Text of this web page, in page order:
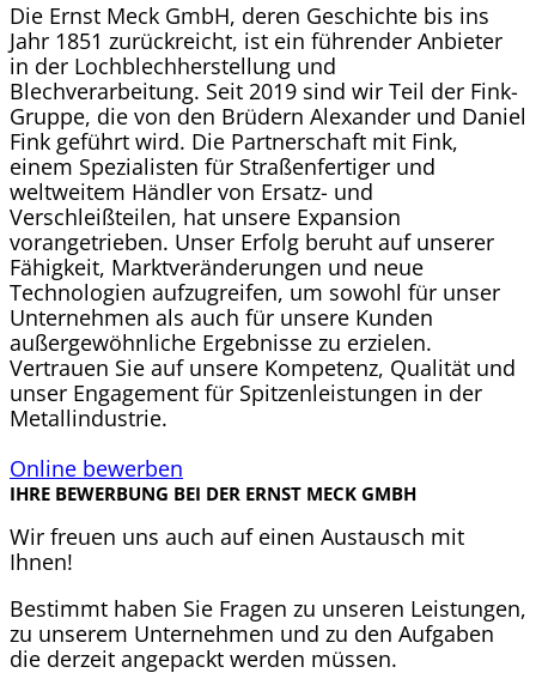
Die Ernst Meck GmbH, deren Geschichte bis ins
Jahr 1851 zurückreicht, ist ein führender Anbieter
in der Lochblechherstellung und
Blechverarbeitung. Seit 2019 sind wir Teil der Fink-
Gruppe, die von den Brüdern Alexander und Daniel
Fink geführt wird. Die Partnerschaft mit Fink,
einem Spezialisten für Straßenfertiger und
weltweitem Händler von Ersatz- und
Verschleißteilen, hat unsere Expansion
vorangetrieben. Unser Erfolg beruht auf unserer
Fähigkeit, Marktveränderungen und neue
Technologien aufzugreifen, um sowohl für unser
Unternehmen als auch für unsere Kunden
außergewöhnliche Ergebnisse zu erzielen.
Vertrauen Sie auf unsere Kompetenz, Qualität und
unser Engagement für Spitzenleistungen in der
Metallindustrie.
Online bewerben
IHRE BEWERBUNG BEI DER ERNST MECK GMBH
Wir freuen uns auch auf einen Austausch mit
Ihnen!
Bestimmt haben Sie Fragen zu unseren Leistungen,
zu unserem Unternehmen und zu den Aufgaben
die derzeit angepackt werden müssen.